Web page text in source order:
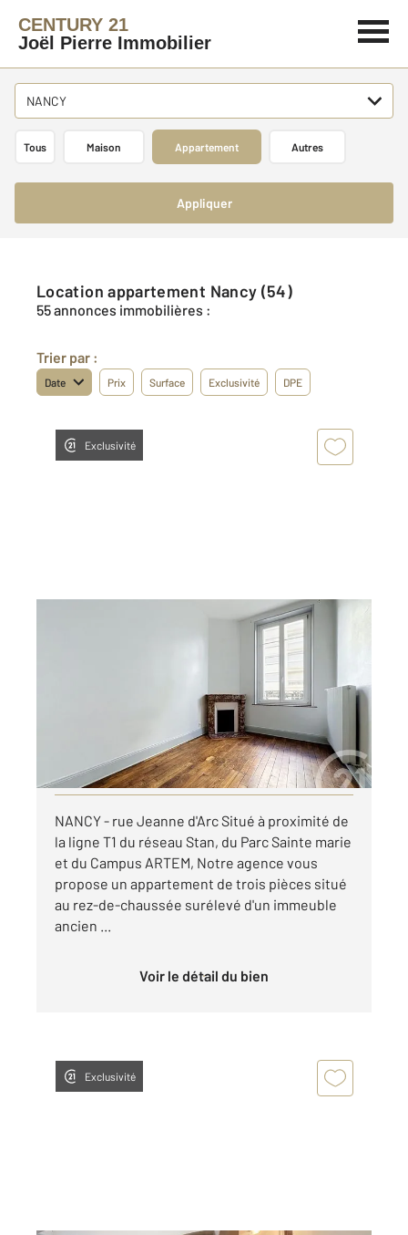
CENTURY 21
Joël Pierre Immobilier
NANCY
Tous Maison Appartement Autres
Appliquer
Location appartement Nancy (54)
55 annonces immobilières :
Trier par :
Date Prix Surface Exclusivité DPE
Exclusivité
Appartement F3 à louer
par mois charges comprises
Visiter le site dédié
NANCY - rue Jeanne d'Arc Situé à proximité de
la ligne T1 du réseau Stan, du Parc Sainte marie
et du Campus ARTEM, Notre agence vous
propose un appartement de trois pièces situé
au rez-de-chaussée surélevé d'un immeuble
ancien ...
Voir le détail du bien
Exclusivité